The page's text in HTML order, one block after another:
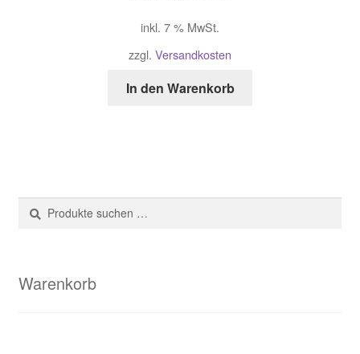
inkl. 7 % MwSt.
zzgl. Versandkosten
In den Warenkorb
Suche
nach:
Suchen
Warenkorb